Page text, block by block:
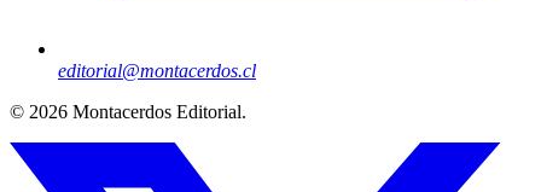
editorial@montacerdos.cl
© 2026 Montacerdos Editorial.